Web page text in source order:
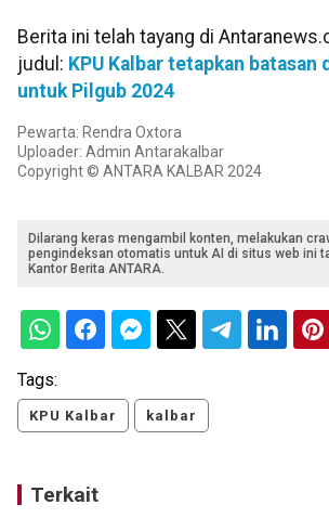
Berita ini telah tayang di
judul: KPU Kalbar tetapkan batasan
untuk Pilgub 2024
Pewarta: Rendra Oxtora
Uploader: Admin Antarakalbar
Copyright © ANTARA KALBAR 2024
Dilarang keras mengambil konten, melakukan
pengindeksan otomatis untuk AI di situs web ini
Kantor Berita ANTARA.
Tags:
KPU Kalbar kalbar
Terkait